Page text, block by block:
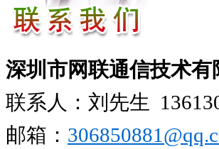
深圳市网联通信技术有
联系人：刘先生
邮箱：